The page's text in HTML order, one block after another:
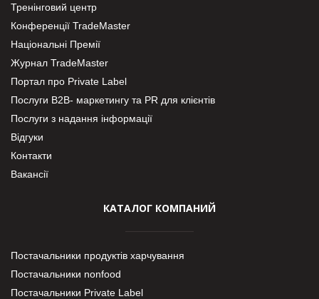
Тренінговий центр
Конференції TradeMaster
Національні Премії
Журнал TradeMaster
Портал про Private Label
Послуги В2В- маркетингу та PR для клієнтів
Послуги з надання інформації
Відгуки
Контакти
Вакансії
КАТАЛОГ КОМПАНИЙ
Постачальники продуктів харчування
Постачальники nonfood
Постачальники Private Label